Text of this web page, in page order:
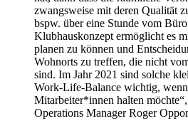
zwangsweise mit deren Qualität
bspw. über eine Stunde vom
Klubhauskonzept ermöglicht es
planen zu können und
Wohnorts zu treffen, die nicht
sind. Im Jahr 2021 sind solche
Work-Life-Balance wichtig,
Mitarbeiter*innen halten
Operations Manager Roger